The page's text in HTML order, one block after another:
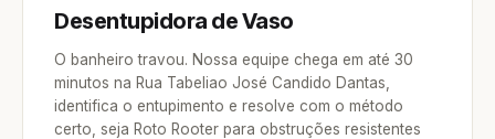
Desentupidora de Vaso
O banheiro travou. Nossa equipe chega em até 30
minutos na Rua Tabeliao José Candido Dantas,
identifica o entupimento e resolve com o método
certo, seja Roto Rooter para obstruções resistentes